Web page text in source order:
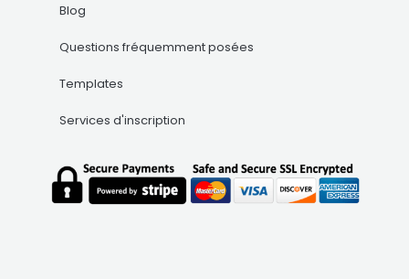
Blog
Questions fréquemment posées
Templates
Services d'inscription